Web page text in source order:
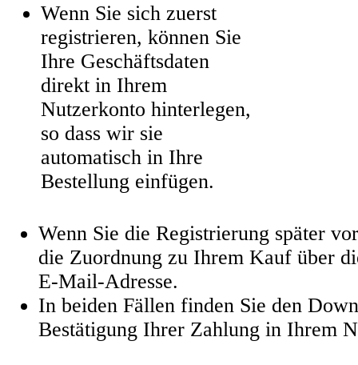
Wenn Sie sich zuerst
registrieren, können Sie
Ihre Geschäftsdaten
direkt in Ihrem
Nutzerkonto hinterlegen,
so dass wir sie
automatisch in Ihre
Bestellung einfügen.
Wenn Sie die Registrierung später
die Zuordnung zu Ihrem Kauf über
E-Mail-Adresse.
In beiden Fällen finden Sie den
Bestätigung Ihrer Zahlung in Ihrem